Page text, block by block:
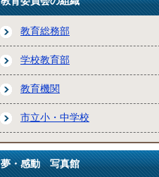
教育総務部
学校教育部
教育機関
市立小・中学校
夢・感動 写真館